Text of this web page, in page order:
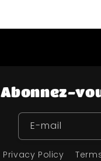
Abonnez-
E-mail
Privacy Policy